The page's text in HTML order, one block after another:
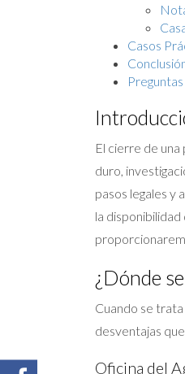
Casos
El cierre de
duro,
pasos legales y
la
¿Dónde
Cuando se
desventajas
Oficina del